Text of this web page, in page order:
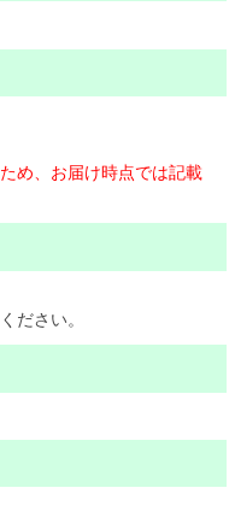
め、お届け時点では記載
ださい。